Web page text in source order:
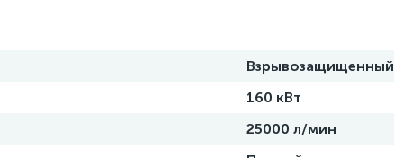
Взрывозащищенный
160 кВт
25000 л/мин